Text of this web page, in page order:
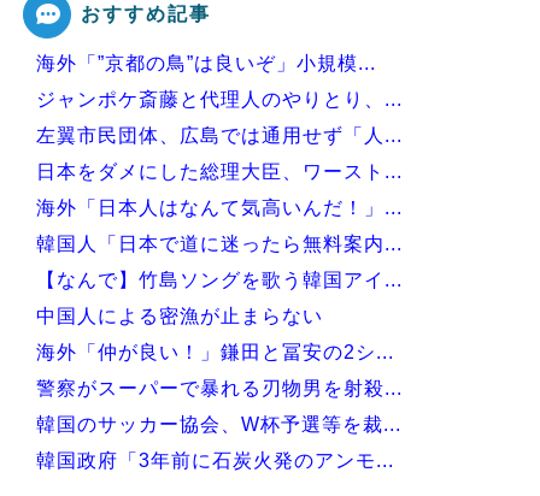
Powered by livedoor 相互RSS
おすすめ記事
海外「”京都の鳥”は良いぞ」小規模...
ジャンポケ斎藤と代理人のやりとり、...
左翼市民団体、広島では通用せず「人...
日本をダメにした総理大臣、ワースト...
海外「日本人はなんて気高いんだ！」...
韓国人「日本で道に迷ったら無料案内...
【なんで】竹島ソングを歌う韓国アイ...
中国人による密漁が止まらない
海外「仲が良い！」鎌田と冨安の2シ...
警察がスーパーで暴れる刃物男を射殺...
韓国のサッカー協会、W杯予選等を裁...
韓国政府「3年前に石炭火発のアンモ...